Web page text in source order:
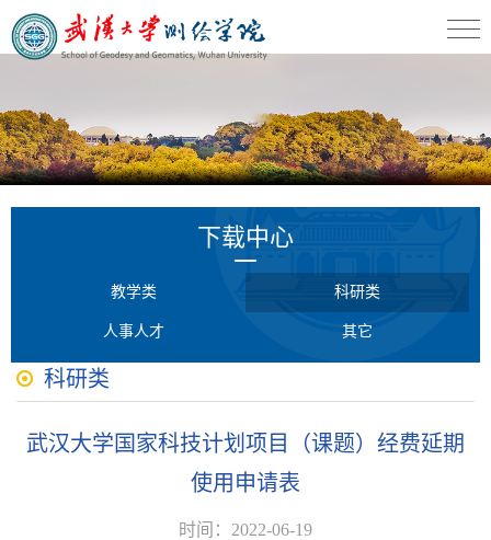
下载中心
教学类 科研类
人事人才 其它
科研类
武汉大学国家科技计划项目（课题）经费延期
使用申请表
时间：2022-06-19